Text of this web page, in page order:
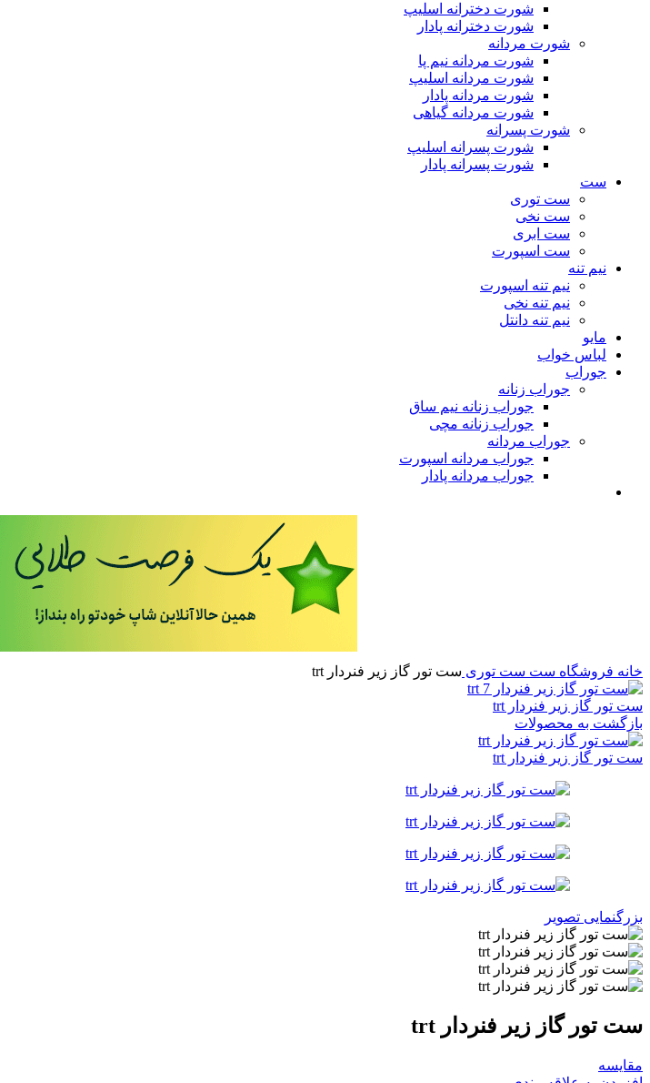
شورت دخترانه اسلیپ
شورت دخترانه پادار
شورت مردانه
شورت مردانه نیم پا
شورت مردانه اسلیپ
شورت مردانه پادار
شورت مردانه گیاهی
شورت پسرانه
شورت پسرانه اسلیپ
شورت پسرانه پادار
ست
ست توری
ست نخی
ست ابری
ست اسپورت
نیم تنه
نیم تنه اسپورت
نیم تنه نخی
نیم تنه دانتل
مایو
لباس خواب
جوراب
جوراب زنانه
جوراب زنانه نیم ساق
جوراب زنانه مچی
جوراب مردانه
جوراب مردانه اسپورت
جوراب مردانه پادار
خانه فروشگاه ست ست توری ست تور گاز زیر فنردار trt
ست تور گاز زیر فنردار trt
بازگشت به محصولات
ست تور گاز زیر فنردار trt
بزرگنمایی تصویر
ست تور گاز زیر فنردار trt
مقایسه